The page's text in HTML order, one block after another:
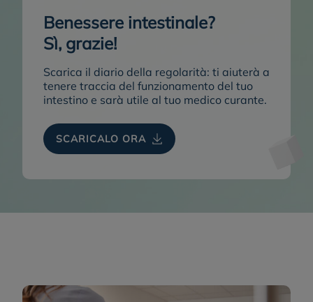
Benessere intestinale?
Sì, grazie!
Scarica il diario della regolarità: ti aiuterà a
tenere traccia del funzionamento del tuo
intestino e sarà utile al tuo medico curante.
SCARICALO ORA